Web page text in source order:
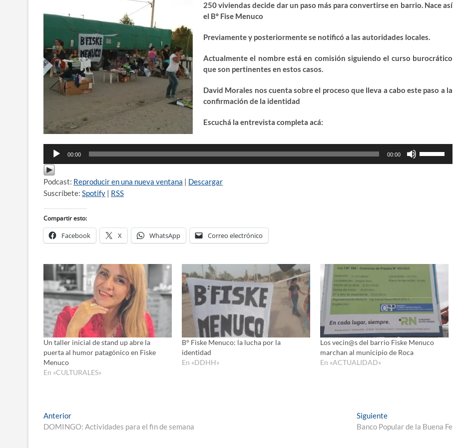
250 viviendas decide dar un paso más para convertirse en barrio. Nace así
el Bº Fise Menuco
Previamente y posteriormente se notificó a las autoridades locales.
Actualmente el nombre está en comisión siguiendo el curso burocrático
que son pertinentes en estos casos.
David Morales nos cuenta sobre el proceso que lleva a cabo este paso a la
confirmación de la identidad
Escuchá la entrevista completa acá:
Reproductor
de
audio
00:00 00:00
volumen.
Podcast: Reproducir en una nueva ventana | Descargar
Suscríbete: Spotify | RSS
Compartir esto:
Facebook X WhatsApp Correo electrónico
Un taller inicial de stand up abre la
puerta al humor patagónico en Fiske
Menuco
En «CULTURALES»
B° Fiske Menuco: la lucha por la
identidad
En «DDHH»
Los vecin@s del barrio Fiske Menuco
marchan al municipio de Roca
En «ACTUALIDAD»
Navegación
de
AnteriorEntrada
anterior:
DOMINGO: Actividades para el fin de semana
SiguienteEntrada
siguiente:
Banco Popular de la Buena Fe